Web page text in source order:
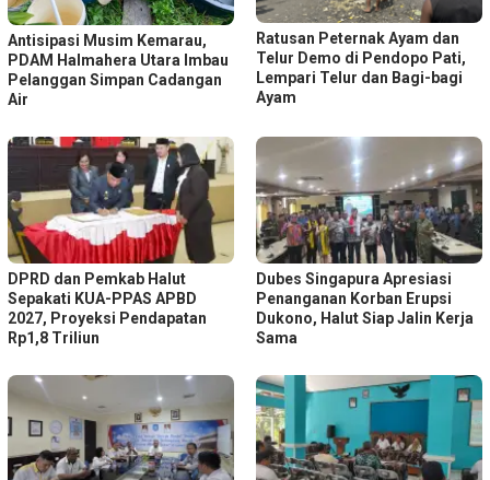
Antisipasi Musim Kemarau,
PDAM Halmahera Utara Imbau
Pelanggan Simpan Cadangan
Air
Ratusan Peternak Ayam dan
Telur Demo di Pendopo Pati,
Lempari Telur dan Bagi-bagi
Ayam
DPRD dan Pemkab Halut
Sepakati KUA-PPAS APBD
2027, Proyeksi Pendapatan
Rp1,8 Triliun
Dubes Singapura Apresiasi
Penanganan Korban Erupsi
Dukono, Halut Siap Jalin Kerja
Sama